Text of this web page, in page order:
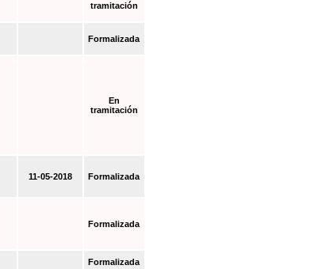
tramitación
Formalizada
En
tramitación
11-05-2018 Formalizada
Formalizada
Formalizada